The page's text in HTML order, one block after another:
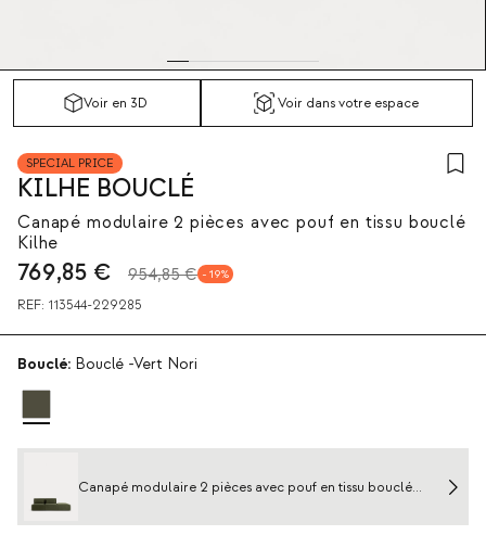
Voir en 3D Voir dans votre espace
SPECIAL PRICE
KILHE BOUCLÉ
Canapé modulaire 2 pièces avec pouf en tissu bouclé
Kilhe
769,85 € 954,85 € 19
REF: 113544-229285
Bouclé: Bouclé -Vert Nori
Canapé modulaire 2 pièces avec pouf en tissu bouclé